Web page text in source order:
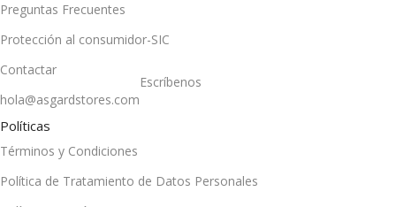
Preguntas Frecuentes
Protección al consumidor-SIC
Contactar
hola@asgardstores.com
Escríbenos
Políticas
Términos y Condiciones
Política de Tratamiento de Datos Personales